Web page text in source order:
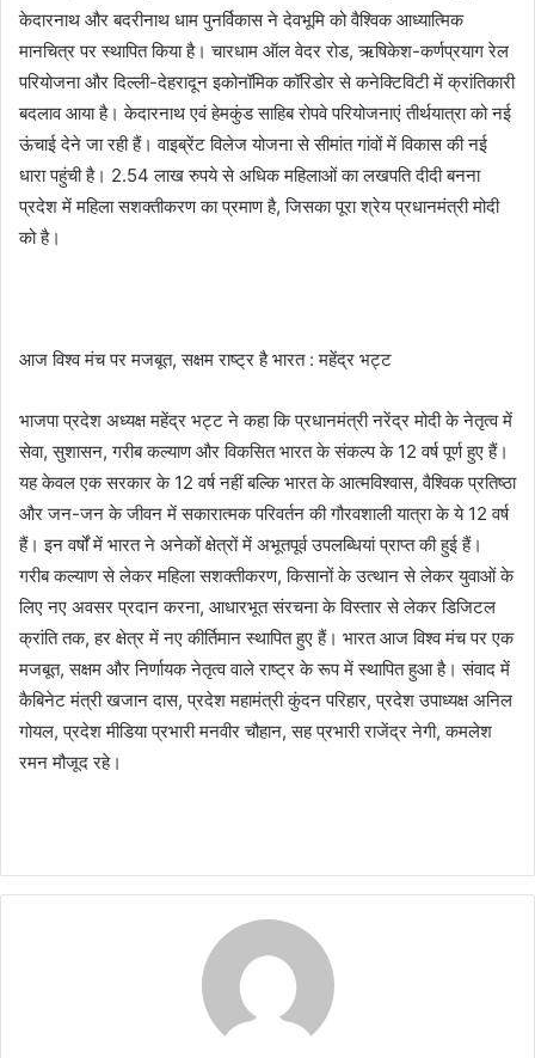
केदारनाथ और बदरीनाथ धाम पुनर्विकास ने देवभूमि को वैश्विक आध्यात्मिक
मानचित्र पर स्थापित किया है। चारधाम ऑल वेदर रोड, ऋषिकेश-कर्णप्रयाग रेल
परियोजना और दिल्ली-देहरादून इकोनॉमिक कॉरिडोर से कनेक्टिविटी में क्रांतिकारी
बदलाव आया है। केदारनाथ एवं हेमकुंड साहिब रोपवे परियोजनाएं तीर्थयात्रा को नई
ऊंचाई देने जा रही हैं। वाइब्रेंट विलेज योजना से सीमांत गांवों में विकास की नई
धारा पहुंची है। 2.54 लाख रुपये से अधिक महिलाओं का लखपति दीदी बनना
प्रदेश में महिला सशक्तीकरण का प्रमाण है, जिसका पूरा श्रेय प्रधानमंत्री मोदी
को है।
आज विश्व मंच पर मजबूत, सक्षम राष्ट्र है भारत : महेंद्र भट्ट
भाजपा प्रदेश अध्यक्ष महेंद्र भट्ट ने कहा कि प्रधानमंत्री नरेंद्र मोदी के नेतृत्व में
सेवा, सुशासन, गरीब कल्याण और विकसित भारत के संकल्प के 12 वर्ष पूर्ण हुए हैं।
यह केवल एक सरकार के 12 वर्ष नहीं बल्कि भारत के आत्मविश्वास, वैश्विक प्रतिष्ठा
और जन-जन के जीवन में सकारात्मक परिवर्तन की गौरवशाली यात्रा के ये 12 वर्ष
हैं। इन वर्षों में भारत ने अनेकों क्षेत्रों में अभूतपूर्व उपलब्धियां प्राप्त की हुई हैं।
गरीब कल्याण से लेकर महिला सशक्तीकरण, किसानों के उत्थान से लेकर युवाओं के
लिए नए अवसर प्रदान करना, आधारभूत संरचना के विस्तार से लेकर डिजिटल
क्रांति तक, हर क्षेत्र में नए कीर्तिमान स्थापित हुए हैं। भारत आज विश्व मंच पर एक
मजबूत, सक्षम और निर्णायक नेतृत्व वाले राष्ट्र के रूप में स्थापित हुआ है। संवाद में
कैबिनेट मंत्री खजान दास, प्रदेश महामंत्री कुंदन परिहार, प्रदेश उपाध्यक्ष अनिल
गोयल, प्रदेश मीडिया प्रभारी मनवीर चौहान, सह प्रभारी राजेंद्र नेगी, कमलेश
रमन मौजूद रहे।